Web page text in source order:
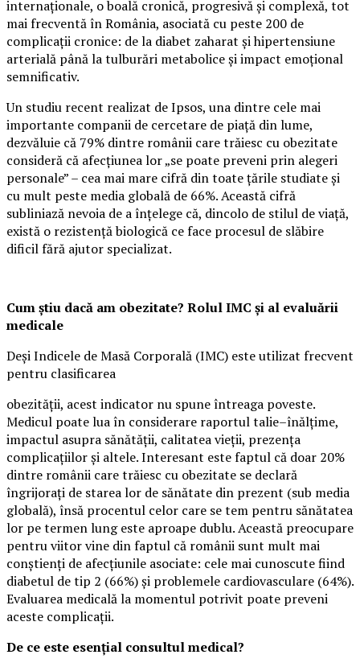
internaționale, o boală cronică, progresivă și complexă, tot
mai frecventă în România, asociată cu peste 200 de
complicații cronice: de la diabet zaharat și hipertensiune
arterială până la tulburări metabolice și impact emoțional
semnificativ.
Un studiu recent realizat de Ipsos, una dintre cele mai
importante companii de cercetare de piață din lume,
dezvăluie că 79% dintre românii care trăiesc cu obezitate
consideră că afecțiunea lor „se poate preveni prin alegeri
personale” – cea mai mare cifră din toate țările studiate și
cu mult peste media globală de 66%. Această cifră
subliniază nevoia de a înțelege că, dincolo de stilul de viață,
există o rezistență biologică ce face procesul de slăbire
dificil fără ajutor specializat.
Cum știu dacă am obezitate? Rolul IMC și al evaluării
medicale
Deși Indicele de Masă Corporală (IMC) este utilizat frecvent
pentru clasificarea
obezității, acest indicator nu spune întreaga poveste.
Medicul poate lua în considerare raportul talie–înălțime,
impactul asupra sănătății, calitatea vieții, prezența
complicațiilor și altele. Interesant este faptul că doar 20%
dintre românii care trăiesc cu obezitate se declară
îngrijorați de starea lor de sănătate din prezent (sub media
globală), însă procentul celor care se tem pentru sănătatea
lor pe termen lung este aproape dublu. Această preocupare
pentru viitor vine din faptul că românii sunt mult mai
conștienți de afecțiunile asociate: cele mai cunoscute fiind
diabetul de tip 2 (66%) și problemele cardiovasculare (64%).
Evaluarea medicală la momentul potrivit poate preveni
aceste complicații.
De ce este esențial consultul medical?